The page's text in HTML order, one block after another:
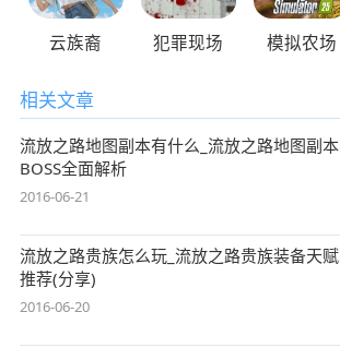
云族裔 犯罪现场 模拟农场
相关文章
流放之路地图副本有什么_流放之路地图副本
BOSS全面解析
2016-06-21
流放之路贵族怎么玩_流放之路贵族装备天赋
推荐(分享)
2016-06-20